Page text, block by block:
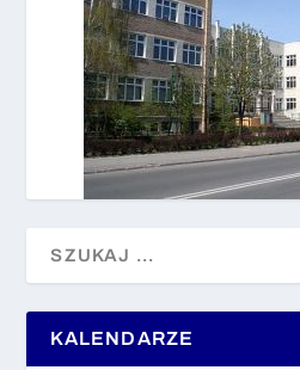
KALENDARZE